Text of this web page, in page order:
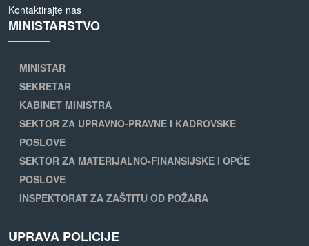
Kontaktirajte nas
MINISTARSTVO
MINISTAR
SEKRETAR
KABINET MINISTRA
SEKTOR ZA UPRAVNO-PRAVNE I KADROVSKE
POSLOVE
SEKTOR ZA MATERIJALNO-FINANSIJSKE I OPĆE
POSLOVE
INSPEKTORAT ZA ZAŠTITU OD POŽARA
UPRAVA POLICIJE